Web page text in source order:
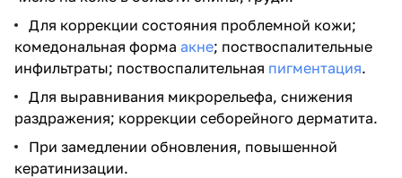
Для коррекции состояния проблемной кожи;
комедональная форма акне; поствоспалительные
инфильтраты; поствоспалительная пигментация.
Для выравнивания микрорельефа, снижения
раздражения; коррекции себорейного дерматита.
При замедлении обновления, повышенной
кератинизации.